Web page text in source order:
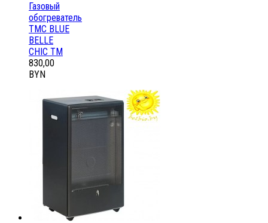
Газовый
обогреватель
ТМС BLUE
BELLE
CHIC ТМ
830,00
BYN